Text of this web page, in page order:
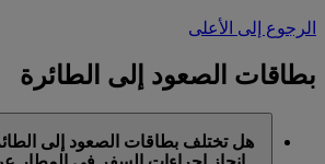
الرجوع إلى الأعلى
بطاقات الصعود إلى الطائرة
هل تختلف بطاقات الصعود إلى